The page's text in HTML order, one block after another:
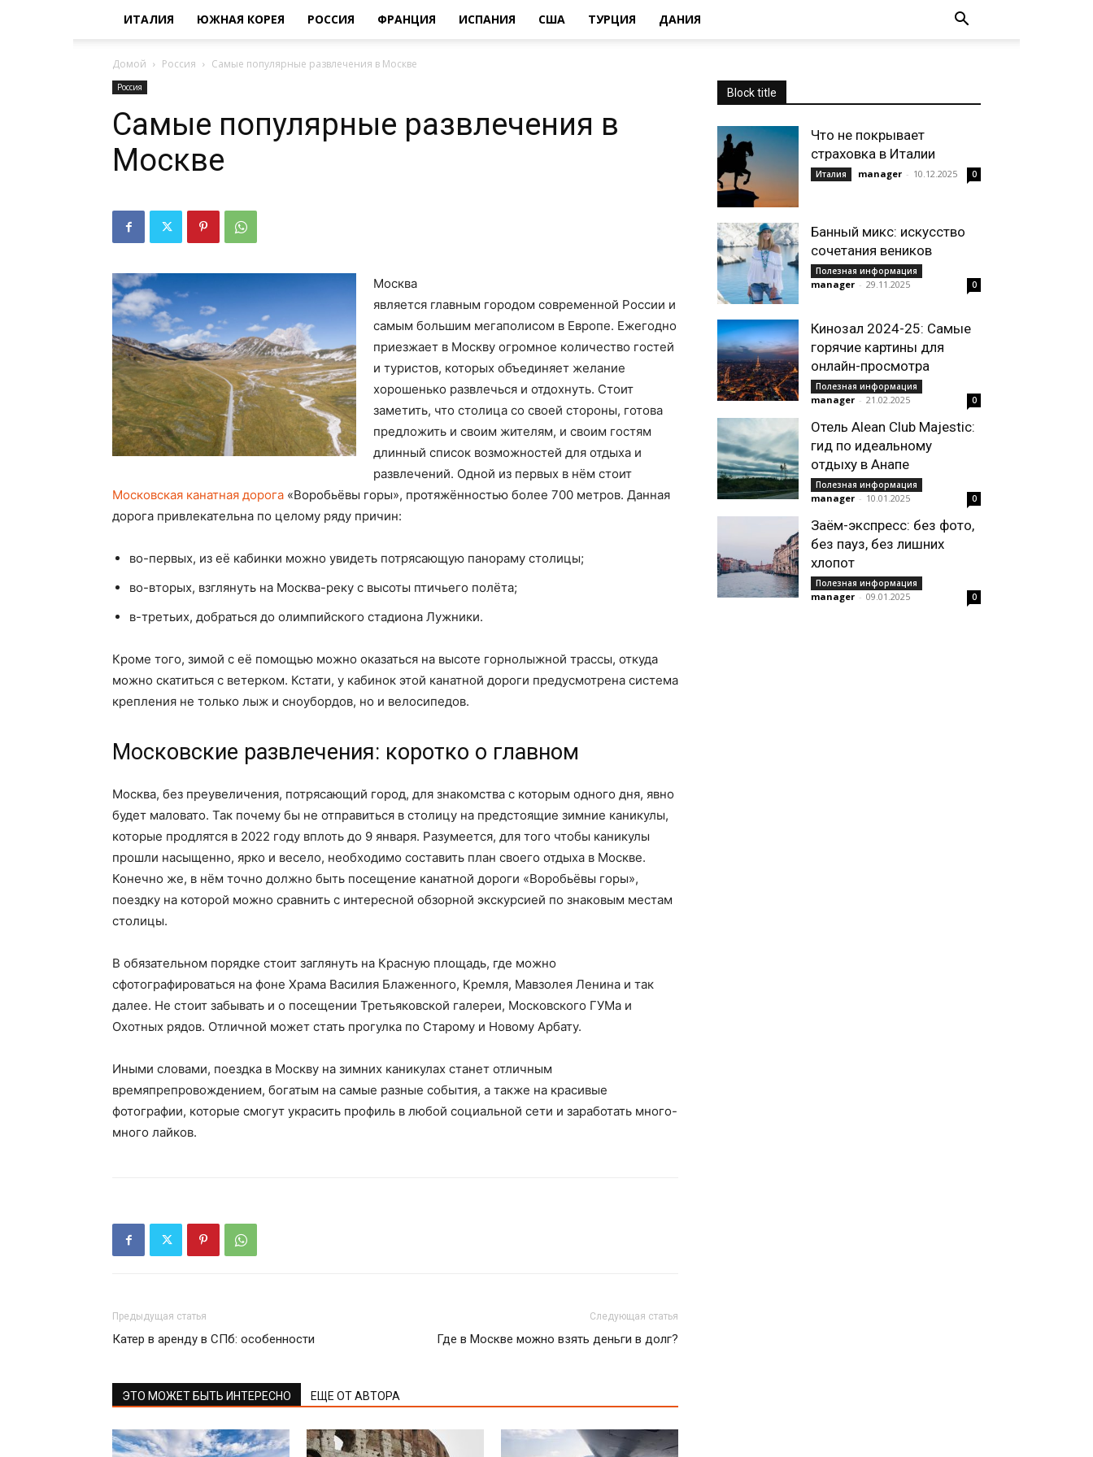
ИТАЛИЯ ЮЖНАЯ КОРЕЯ РОССИЯ ФРАНЦИЯ ИСПАНИЯ США ТУРЦИЯ ДАНИЯ
Домой Россия Самые популярные развлечения в Москве
Россия
Самые популярные развлечения в
Москве
Москва
является главным городом современной России и
самым большим мегаполисом в Европе. Ежегодно
приезжает в Москву огромное количество гостей
и туристов, которых объединяет желание
хорошенько развлечься и отдохнуть. Стоит
заметить, что столица со своей стороны, готова
предложить и своим жителям, и своим гостям
длинный список возможностей для отдыха и
развлечений. Одной из первых в нём стоит
Московская канатная дорога «Воробьёвы горы», протяжённостью более 700 метров. Данная
дорога привлекательна по целому ряду причин:
во-первых, из её кабинки можно увидеть потрясающую панораму столицы;
во-вторых, взглянуть на Москва-реку с высоты птичьего полёта;
в-третьих, добраться до олимпийского стадиона Лужники.
Кроме того, зимой с её помощью можно оказаться на высоте горнолыжной трассы, откуда
можно скатиться с ветерком. Кстати, у кабинок этой канатной дороги предусмотрена система
крепления не только лыж и сноубордов, но и велосипедов.
Московские развлечения: коротко о главном
Москва, без преувеличения, потрясающий город, для знакомства с которым одного дня, явно
будет маловато. Так почему бы не отправиться в столицу на предстоящие зимние каникулы,
которые продлятся в 2022 году вплоть до 9 января. Разумеется, для того чтобы каникулы
прошли насыщенно, ярко и весело, необходимо составить план своего отдыха в Москве.
Конечно же, в нём точно должно быть посещение канатной дороги «Воробьёвы горы»,
поездку на которой можно сравнить с интересной обзорной экскурсией по знаковым местам
столицы.
В обязательном порядке стоит заглянуть на Красную площадь, где можно
сфотографироваться на фоне Храма Василия Блаженного, Кремля, Мавзолея Ленина и так
далее. Не стоит забывать и о посещении Третьяковской галереи, Московского ГУМа и
Охотных рядов. Отличной может стать прогулка по Старому и Новому Арбату.
Иными словами, поездка в Москву на зимних каникулах станет отличным
времяпрепровождением, богатым на самые разные события, а также на красивые
фотографии, которые смогут украсить профиль в любой социальной сети и заработать много-
много лайков.
Предыдущая статья
Катер в аренду в СПб: особенности
Следующая статья
Где в Москве можно взять деньги в долг?
ЭТО МОЖЕТ БЫТЬ ИНТЕРЕСНО ЕЩЕ ОТ АВТОРА
Block title
Что не покрывает
страховка в Италии
Италия manager - 10.12.2025 0
Банный микс: искусство
сочетания веников
Полезная информация
manager - 29.11.2025 0
Кинозал 2024-25: Самые
горячие картины для
онлайн-просмотра
Полезная информация
manager - 21.02.2025 0
Отель Alean Club Majestic:
гид по идеальному
отдыху в Анапе
Полезная информация
manager - 10.01.2025 0
Заём-экспресс: без фото,
без пауз, без лишних
хлопот
Полезная информация
manager - 09.01.2025 0